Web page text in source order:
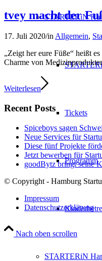
STARTERiN
Tickets
Programm
STARTERiN
tvey macht der
17. Juli 2020/inAllgemein,
„Zeigt her eure Füße“ heißt
Charme von
Weiterlesen
Recent Posts
Spiceboys sagen
Neue Services für
Diese fünf Projekte
Jetzt bewerben für
goodBytz bringt seine
© Copyright - Hamburg
Impressum
Datenschutzerklärung
Nach oben scrollen